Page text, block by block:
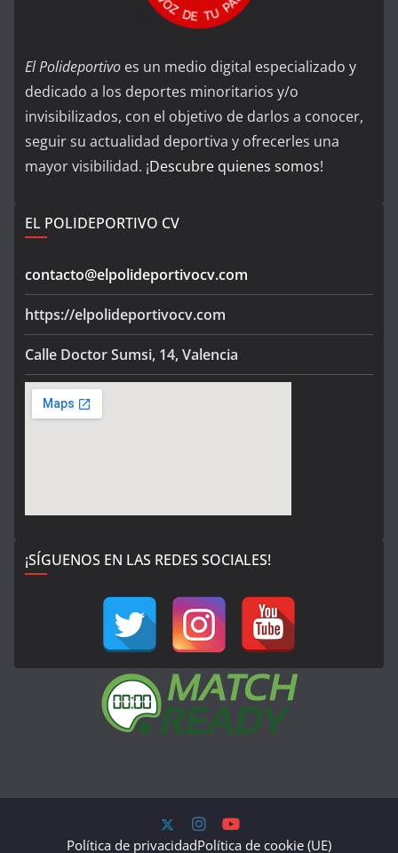
El Polideportivo es un medio digital especializado y
dedicado a los deportes minoritarios y/o
invisibilizados, con el objetivo de darlos a conocer,
seguir su actualidad deportiva y ofrecerles una
mayor visibilidad. ¡Descubre quienes somos!
EL POLIDEPORTIVO CV
contacto@elpolideportivocv.com
https://elpolideportivocv.com
Calle Doctor Sumsi, 14, Valencia
¡SÍGUENOS EN LAS REDES SOCIALES!
Política de privacidadPolítica de cookie (UE)